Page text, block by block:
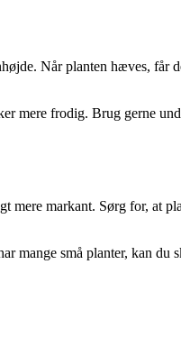
Når planten hæves, får
mere frodig. Brug gerne
mere markant. Sørg for, at
mange små planter, kan du